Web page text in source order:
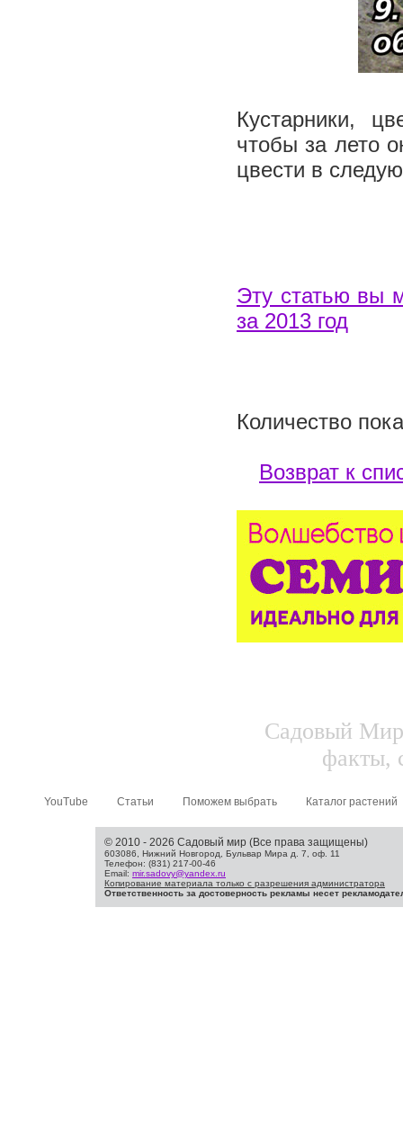
Кустарники,
чтобы за лето
цвести в
Эту статью вы
за 2013 год
Количество
Возврат к
Садовый
факты,
YouTube Статьи Поможем выбрать Каталог растений
© 2010 - 2026 Садовый мир (Все права защищены)
603086, Нижний Новгород, Бульвар Мира д. 7, оф. 11
Телефон: (831) 217-00-46
Email: mir.sadovy@yandex.ru
Копирование материала только с разрешения администратора
Ответственность за достоверность рекламы несет